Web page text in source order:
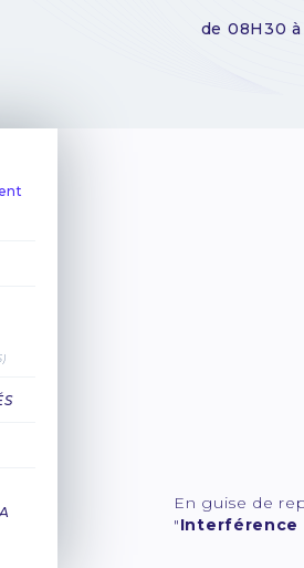
de 08H30 à
En guise de
"Interférence